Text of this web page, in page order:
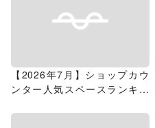
【2026年7月】ショップカウ
ンター人気スペースランキン